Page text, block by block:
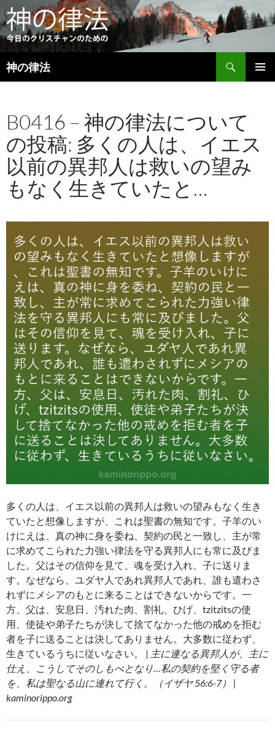
神の律法
検
索
ン
ツ
へ
ス
キ
ッ
プ
B0416 – 神の律法について
の投稿: 多くの人は、イエス
以前の異邦人は救いの望み
もなく生きていたと…
多くの人は、イエス以前の異邦人は救いの望みもなく生き
ていたと想像しますが、これは聖書の無知です。子羊のい
けにえは、真の神に身を委ね、契約の民と一致し、主が常
に求めてこられた力強い律法を守る異邦人にも常に及びま
した。父はその信仰を見て、魂を受け入れ、子に送りま
す。なぜなら、ユダヤ人であれ異邦人であれ、誰も遣わさ
れずにメシアのもとに来ることはできないからです。一
方、父は、安息日、汚れた肉、割礼、ひげ、tzitzitsの使
用、使徒や弟子たちが決して捨てなかった他の戒めを拒む
者を子に送ることは決してありません。大多数に従わず、
生きているうちに従いなさい。 | 主に連なる異邦人が、主に
仕え、こうしてそのしもべとなり…私の契約を堅く守る者
を、私は聖なる山に連れて行く。（イザヤ 56:6-7） |
kaminorippo.org